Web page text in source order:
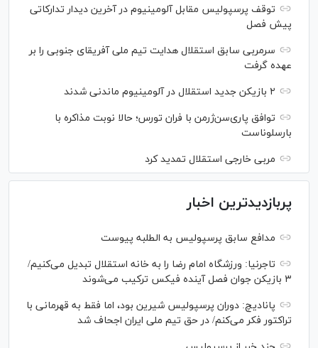
توقف پرسپولیس مقابل آلومینیوم در آخرین دیدار تدارکاتی
پیش فصل
سرمربی سابق استقلال هدایت تیم ملی آفریقای جنوبی را بر
عهده گرفت
۲ بازیکن جدید استقلال در آلومینیوم ماندنی شدند
توافق پاری‌سن‌ژرمن با فران تورس؛ حالا نوبت مذاکره با
بارسلوناست
مربی خارجی استقلال تمدید کرد
پربازدیدترین اخبار
مدافع سابق پرسپولیس به الطلبه پیوست
تاجرنیا: ورزشگاه امام رضا را به خانه استقلال تبدیل می‌کنیم/
۳ بازیکن جوان فصل آینده فیکس ترکیب می‌شوند
پانادیچ: دوران پرسپولیس شیرین بود، اما فقط به قهرمانی با
تراکتور فکر می‌کنم/ در حق تیم ملی ایران اجحاف شد